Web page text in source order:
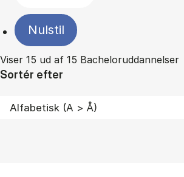
Nulstil
Viser 15 ud af 15 Bacheloruddannelser
Sortér efter